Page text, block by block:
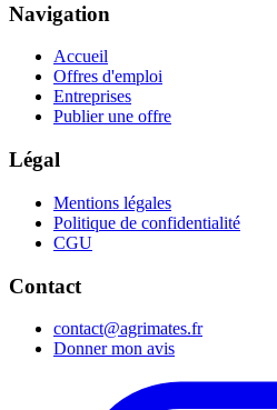
Navigation
Accueil
Offres d'emploi
Entreprises
Publier une offre
Légal
Mentions légales
Politique de confidentialité
CGU
Contact
contact@agrimates.fr
Donner mon avis